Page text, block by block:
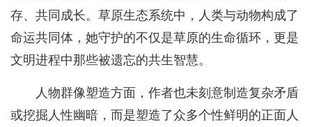
存、共同成长。草原生态系统中，人类与动物构成了
命运共同体，她守护的不仅是草原的生命循环，更是
文明进程中那些被遗忘的共生智慧。
人物群像塑造方面，作者也未刻意制造复杂矛盾
或挖掘人性幽暗，而是塑造了众多个性鲜明的正面人